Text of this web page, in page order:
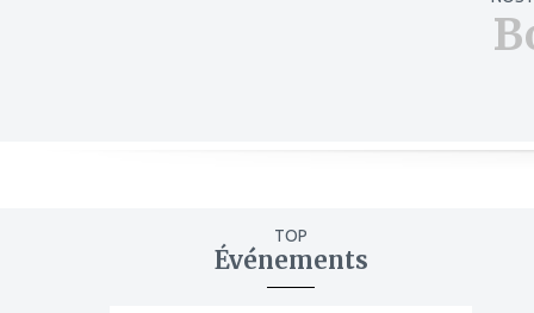
TOP
Événements